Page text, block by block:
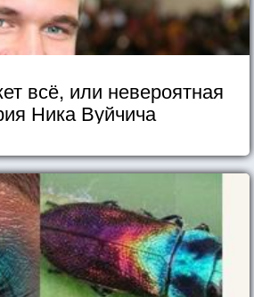
всё, или невероятная
Ника Вуйчича